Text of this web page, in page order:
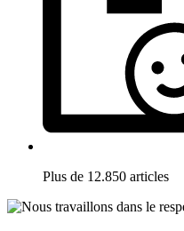
Plus de 12.850 articles